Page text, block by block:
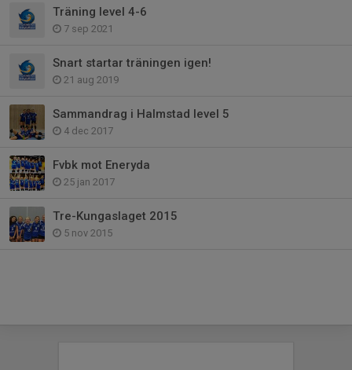
Träning level 4-6
7 sep 2021
Snart startar träningen igen!
21 aug 2019
Sammandrag i Halmstad level 5
4 dec 2017
Fvbk mot Eneryda
25 jan 2017
Tre-Kungaslaget 2015
5 nov 2015